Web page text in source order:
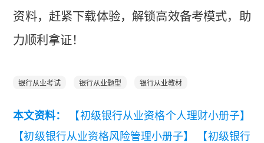
资料，赶紧下载体验，解锁高效备考模式，助
力顺利拿证！
银行从业考试 银行从业题型 银行从业教材
本文资料：
【初级银行从业资格个人理财小册子】
【初级银行从业资格风险管理小册子】
【初级银行